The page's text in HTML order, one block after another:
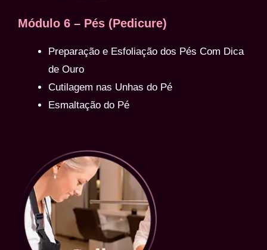
Módulo 6 – Pés (Pedicure)
Preparação e Esfoliação dos Pés Com Dica
de Ouro
Cutilagem nas Unhas do Pé
Esmaltação do Pé